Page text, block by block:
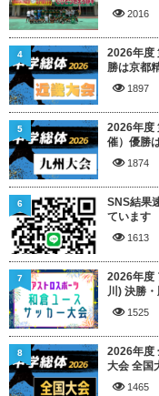
2016
2026年度
勝は京都
1897
4
2026年度
催）優勝
1874
5
SNS結果
ています
1613
6
2026年度
川) 決勝
1525
7
2026年度
大会 全国
1465
8